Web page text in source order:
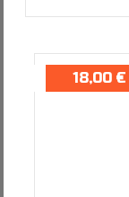
18,00 €